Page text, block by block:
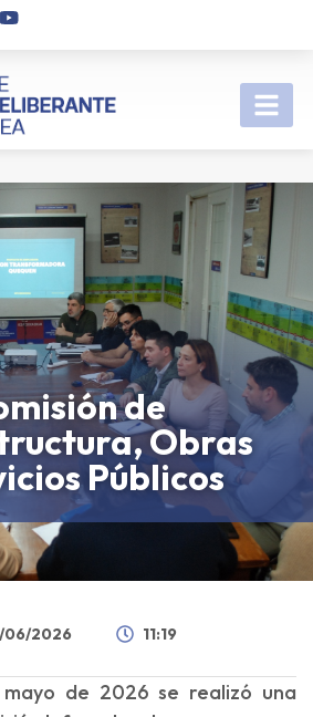
de
Obras
Públicos
06/2026 11:19
de 2026 se realizó una